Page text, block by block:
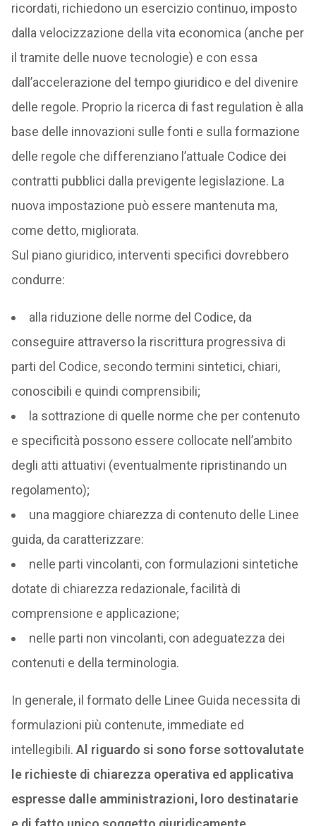
ricordati, richiedono un esercizio continuo, imposto
dalla velocizzazione della vita economica (anche per
il tramite delle nuove tecnologie) e con essa
dall’accelerazione del tempo giuridico e del divenire
delle regole. Proprio la ricerca di fast regulation è alla
base delle innovazioni sulle fonti e sulla formazione
delle regole che differenziano l’attuale Codice dei
contratti pubblici dalla previgente legislazione. La
nuova impostazione può essere mantenuta ma,
come detto, migliorata.
Sul piano giuridico, interventi specifici dovrebbero
condurre:
alla riduzione delle norme del Codice, da
conseguire attraverso la riscrittura progressiva di
parti del Codice, secondo termini sintetici, chiari,
conoscibili e quindi comprensibili;
la sottrazione di quelle norme che per contenuto
e specificità possono essere collocate nell’ambito
degli atti attuativi (eventualmente ripristinando un
regolamento);
una maggiore chiarezza di contenuto delle Linee
guida, da caratterizzare:
nelle parti vincolanti, con formulazioni sintetiche
dotate di chiarezza redazionale, facilità di
comprensione e applicazione;
nelle parti non vincolanti, con adeguatezza dei
contenuti e della terminologia.
In generale, il formato delle Linee Guida necessita di
formulazioni più contenute, immediate ed
intellegibili. Al riguardo si sono forse sottovalutate
le richieste di chiarezza operativa ed applicativa
espresse dalle amministrazioni, loro destinatarie